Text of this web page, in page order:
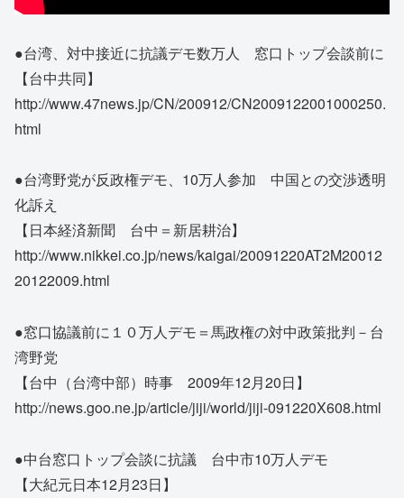
●台湾、対中接近に抗議デモ数万人 窓口トップ会談前に
【台中共同】
http://www.47news.jp/CN/200912/CN2009122001000250.
html
●台湾野党が反政権デモ、10万人参加 中国との交渉透明
化訴え
【日本経済新聞 台中＝新居耕治】
http://www.nikkei.co.jp/news/kaigai/20091220AT2M20012
20122009.html
●窓口協議前に１０万人デモ＝馬政権の対中政策批判－台
湾野党
【台中（台湾中部）時事 2009年12月20日】
http://news.goo.ne.jp/article/jiji/world/jiji-091220X608.html
●中台窓口トップ会談に抗議 台中市10万人デモ
【大紀元日本12月23日】